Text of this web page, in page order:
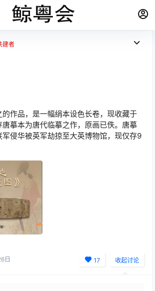
建者
作品，是一幅绢本设色长卷，现收藏于
摹本为唐代临摹之作，原画已佚。唐摹
侵华被英军劫掠至大英博物馆，现仅存9
日 17 收起讨论